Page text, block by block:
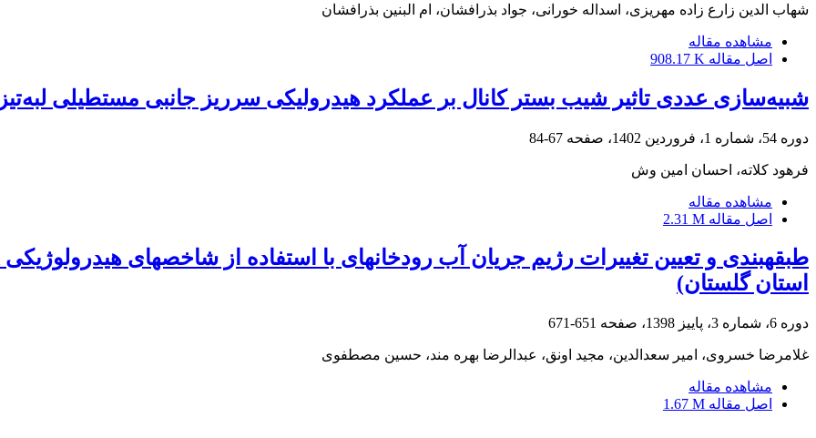
شهاب الدین زارع زاده مهریزی، اسداله خورانی، جواد بذرافشان، ام البنین بذرافشان
مشاهده مقاله
اصل مقاله 908.17 K
شبیه‌سازی عددی تاثیر شیب بستر کانال بر عملکرد هیدرولیکی سرریز جانبی مستطیلی
دوره 54، شماره 1، فروردین 1402، صفحه 67-84
فرهود کلاته، احسان امین وش
مشاهده مقاله
اصل مقاله 2.31 M
استان گلستان)
دوره 6، شماره 3، پاییز 1398، صفحه 651-671
غلامرضا خسروی، امیر سعدالدین، مجید اونق، عبدالرضا بهره مند، حسین مصطفوی
مشاهده مقاله
اصل مقاله 1.67 M